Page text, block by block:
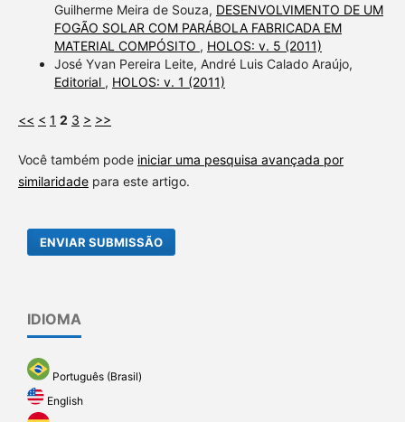
Guilherme Meira de Souza, DESENVOLVIMENTO DE UM
FOGÃO SOLAR COM PARÁBOLA FABRICADA EM
MATERIAL COMPÓSITO , HOLOS: v. 5 (2011)
José Yvan Pereira Leite, André Luis Calado Araújo,
Editorial , HOLOS: v. 1 (2011)
<< < 1 2 3 > >>
Você também pode iniciar uma pesquisa avançada por
similaridadepara este artigo.
ENVIAR SUBMISSÃO
IDIOMA
Português (Brasil)
English